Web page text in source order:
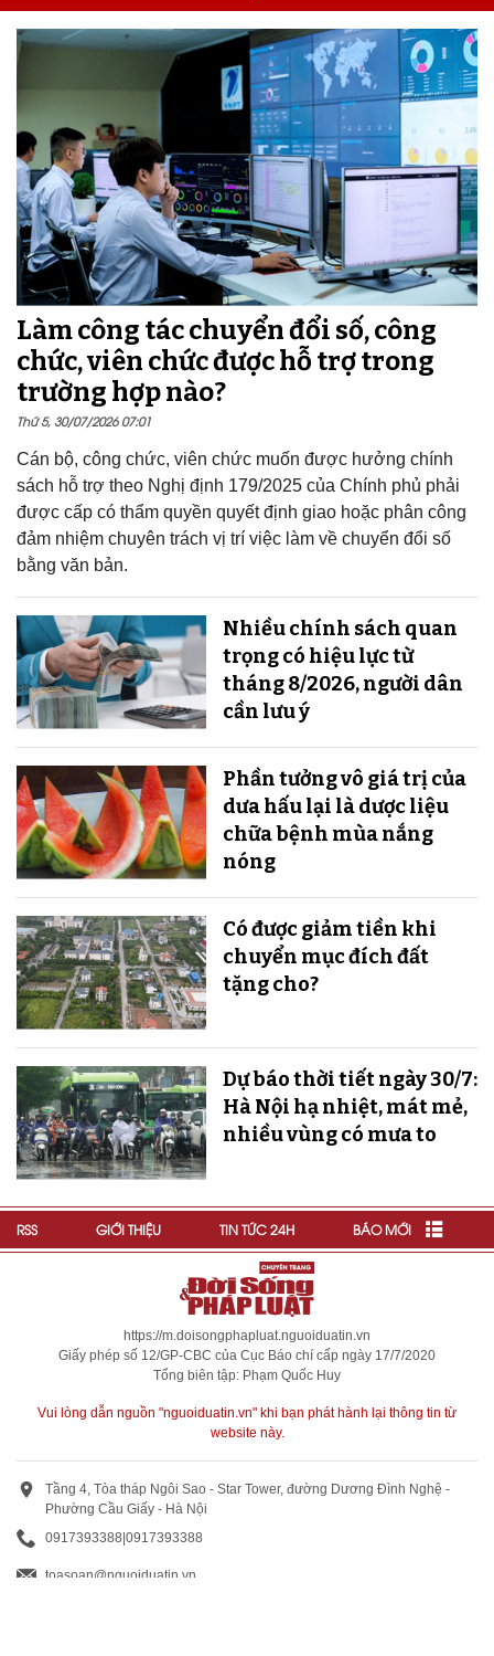
Làm công tác chuyển đổi số, công
chức, viên chức được hỗ trợ trong
trường hợp nào?
Thứ 5, 30/07/2026 07:01
Cán bộ, công chức, viên chức muốn được hưởng chính
sách hỗ trợ theo Nghị định 179/2025 của Chính phủ phải
được cấp có thẩm quyền quyết định giao hoặc phân công
đảm nhiệm chuyên trách vị trí việc làm về chuyển đổi số
bằng văn bản.
Nhiều chính sách quan
trọng có hiệu lực từ
tháng 8/2026, người dân
cần lưu ý
Phần tưởng vô giá trị của
dưa hấu lại là dược liệu
chữa bệnh mùa nắng
nóng
Có được giảm tiền khi
chuyển mục đích đất
tặng cho?
Dự báo thời tiết ngày 30/7:
Hà Nội hạ nhiệt, mát mẻ,
nhiều vùng có mưa to
RSS GIỚI THIỆU TIN TỨC 24H BÁO MỚI
https://m.doisongphapluat.nguoiduatin.vn
Giấy phép số 12/GP-CBC của Cục Báo chí cấp ngày 17/7/2020
Tổng biên tập: Phạm Quốc Huy
Vui lòng dẫn nguồn "nguoiduatin.vn" khi bạn phát hành lại thông tin từ
website này.
Tầng 4, Tòa tháp Ngôi Sao - Star Tower, đường Dương Đình Nghệ -
Phường Cầu Giấy - Hà Nội
0917393388|0917393388
toasoan@nguoiduatin.vn